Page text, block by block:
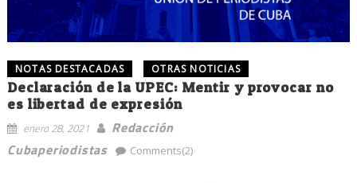
NOTAS DESTACADAS OTRAS NOTICIAS
Declaración de la UPEC: Mentir y provocar no
es libertad de expresión
enero 28, 2021
Redacción
Cubaperiodistas
Comments(2)